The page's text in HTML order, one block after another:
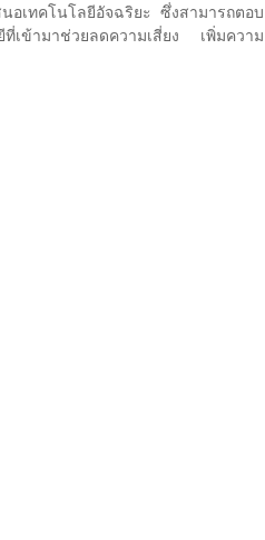
อเทคโนโลยีอัจฉริยะ ซึ่งสามารถตอบ
ที่เข้ามาช่วยลดความเสี่ยง เพิ่มความ